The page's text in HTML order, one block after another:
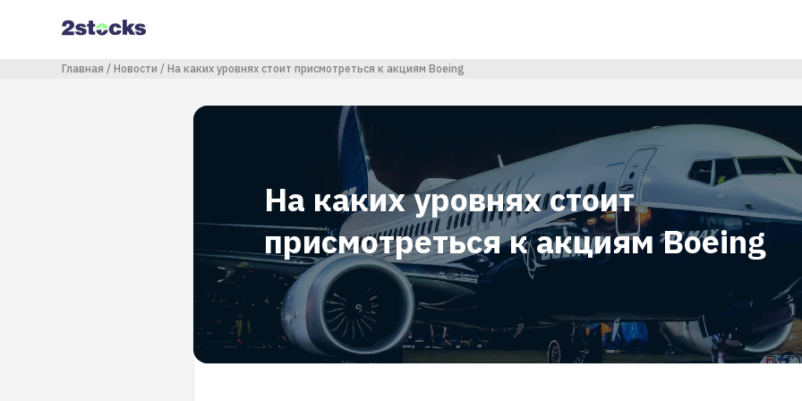
содержанию
Строка навигации
Главная Новости На каких уровнях стоит присмотреться к акциям Boeing
На каких уровнях стоит
присмотреться к акциям Boeing